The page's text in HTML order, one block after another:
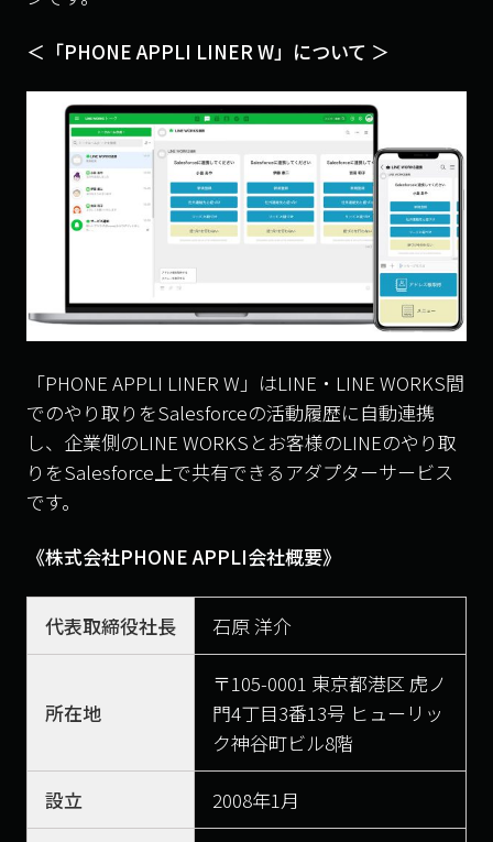
＜「PHONE APPLI LINER W」について ＞
「PHONE APPLI LINER W」はLINE・LINE WORKS間
でのやり取りをSalesforceの活動履歴に自動連携
し、企業側のLINE WORKSとお客様のLINEのやり取
りをSalesforce上で共有できるアダプターサービス
です。
《株式会社PHONE APPLI会社概要》
代表取締役社長 石原 洋介
所在地
〒105-0001 東京都港区 虎ノ
門4丁目3番13号 ヒューリッ
ク神谷町ビル8階
設立 2008年1月